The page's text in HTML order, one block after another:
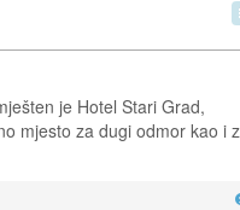
je Hotel Stari Grad,
mjesto za dugi odmor kao i